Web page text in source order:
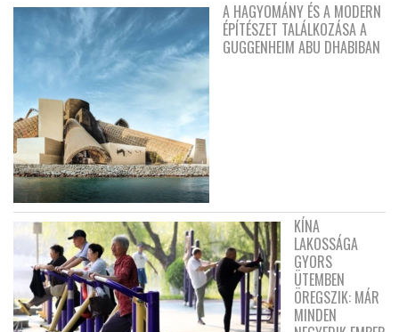
A HAGYOMÁNY ÉS A MODERN
ÉPÍTÉSZET TALÁLKOZÁSA A
GUGGENHEIM ABU DHABIBAN
KÍNA
LAKOSSÁGA
GYORS
ÜTEMBEN
ÖREGSZIK: MÁR
MINDEN